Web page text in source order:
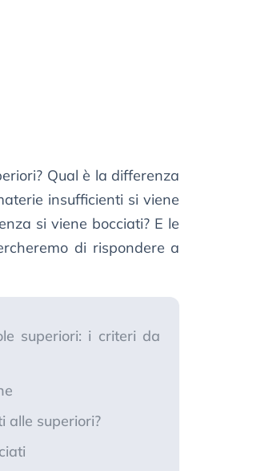
Qual è la differenza
insufficienti si viene
si viene bocciati? E le
di rispondere a
superiori: i criteri da
alle superiori?